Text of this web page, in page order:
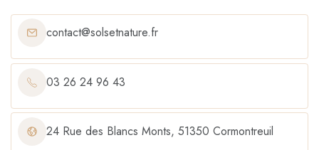
contact@solsetnature.fr
03 26 24 96 43
24 Rue des Blancs Monts, 51350 Cormontreuil